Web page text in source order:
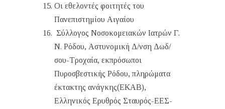
Οι εθελοντές φοιτητές του
Πανεπιστημίου Αιγαίου
Σύλλογος Νοσοκομειακών Ιατρών Γ.
Ν. Ρόδου, Αστυνομική Δ/νση Δωδ/
σου-Τροχαία, εκπρόσωποι
Πυροσβεστικής Ρόδου, πληρώματα
έκτακτης ανάγκης(ΕΚΑΒ),
Ελληνικός Ερυθρός Σταυρός-ΕΕΣ-